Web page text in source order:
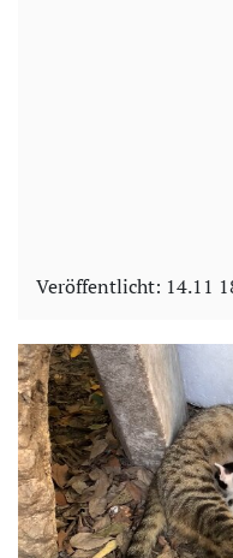
Veröffentlicht: 14.11